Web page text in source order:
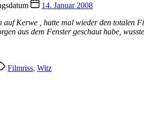
14. Januar 2008
auf Kerwe , hatte mal wieder den totalen
aus dem Fenster geschaut habe,
Filmriss, Witz